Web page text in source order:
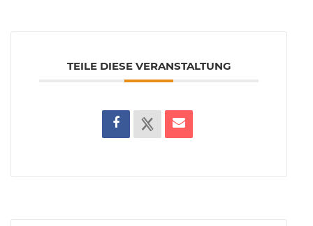
TEILE DIESE VERANSTALTUNG